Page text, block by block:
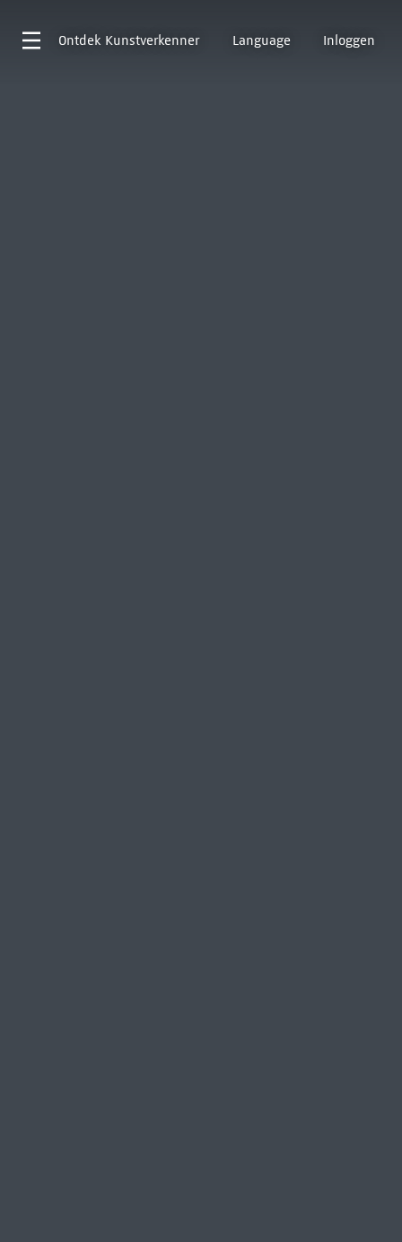
Ontdek Kunstverkenner Language Inloggen